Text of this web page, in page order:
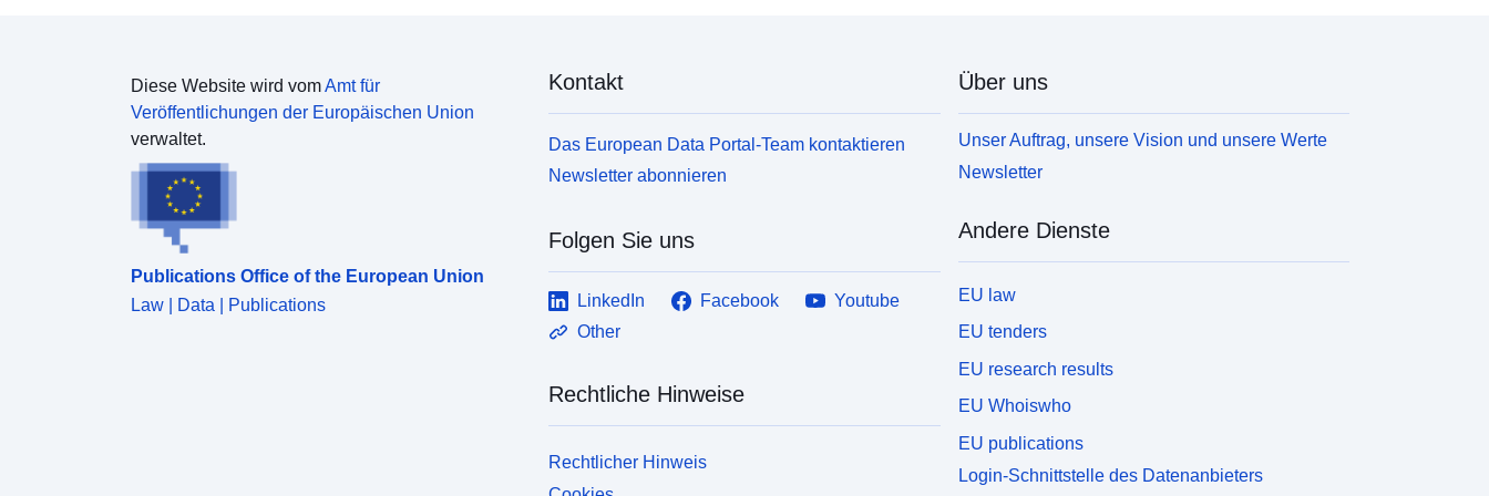
Diese Website wird vomAmt für
Veröffentlichungen der Europäischen Union
verwaltet.
Publications Office of the European Union
Law | Data | Publications
Kontakt
Das European Data Portal-Team kontaktieren
Newsletter abonnieren
Folgen Sie uns
LinkedIn Facebook
Youtube
Other
Rechtliche Hinweise
Rechtlicher Hinweis
Über uns
Unser Auftrag, unsere Vision und unsere Werte
Newsletter
Andere Dienste
EU law
EU tenders
EU research results
EU Whoiswho
EU publications
Login-Schnittstelle des Datenanbieters